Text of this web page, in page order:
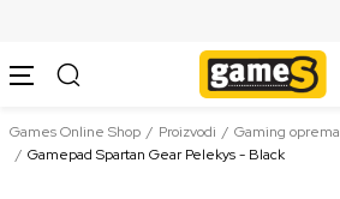
Games Online Shop Proizvodi Gaming oprema
Gamepad Spartan Gear Pelekys - Black